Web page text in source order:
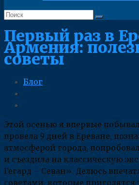
Первый раз в
Армения:
советы
Блог
Этой осенью я впервые
провела 9 дней в Ереване,
атмосферой города,
и съездила на классическую
Гегард – Севан». Делюсь
советами, которые пригодятся